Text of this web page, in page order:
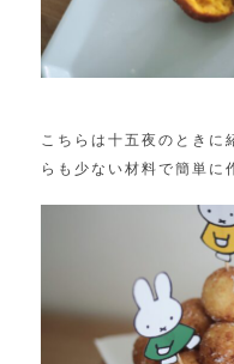
こちらは十五夜のときに
らも少ない材料で簡単に